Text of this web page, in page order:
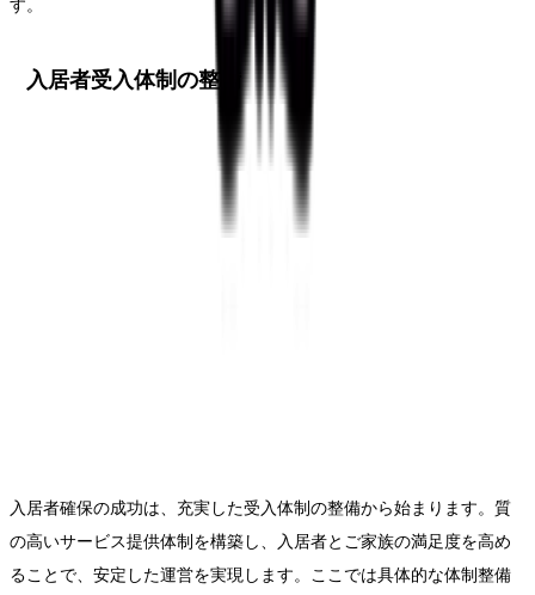
す。
入居者受入体制の整備
入居者確保の成功は、充実した受入体制の整備から始まります。質
の高いサービス提供体制を構築し、入居者とご家族の満足度を高め
ることで、安定した運営を実現します。ここでは具体的な体制整備